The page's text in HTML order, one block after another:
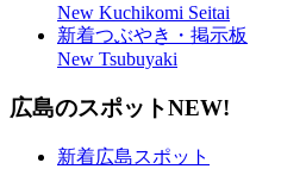
New Kuchikomi Seitai
新着つぶやき・掲示板
New Tsubuyaki
広島のスポットNEW!
新着広島スポット